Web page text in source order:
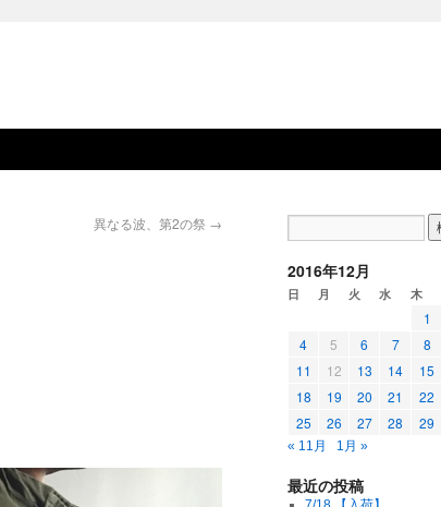
異なる波、第2の祭 →
2016年12月
日 月 火 水 木
1
4
5 6 7 8
11
12 13 14 15
18
19 20 21 22
25
26 27 28 29
« 11月 1月 »
最近の投稿